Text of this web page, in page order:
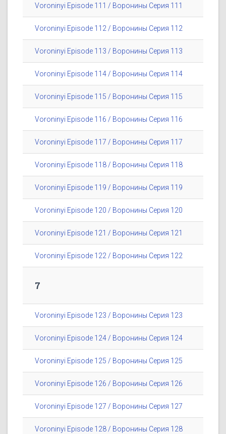
Voroninyi Episode 111 / Воронины Серия 111
Voroninyi Episode 112 / Воронины Серия 112
Voroninyi Episode 113 / Воронины Серия 113
Voroninyi Episode 114 / Воронины Серия 114
Voroninyi Episode 115 / Воронины Серия 115
Voroninyi Episode 116 / Воронины Серия 116
Voroninyi Episode 117 / Воронины Серия 117
Voroninyi Episode 118 / Воронины Серия 118
Voroninyi Episode 119 / Воронины Серия 119
Voroninyi Episode 120 / Воронины Серия 120
Voroninyi Episode 121 / Воронины Серия 121
Voroninyi Episode 122 / Воронины Серия 122
7
Voroninyi Episode 123 / Воронины Серия 123
Voroninyi Episode 124 / Воронины Серия 124
Voroninyi Episode 125 / Воронины Серия 125
Voroninyi Episode 126 / Воронины Серия 126
Voroninyi Episode 127 / Воронины Серия 127
Voroninyi Episode 128 / Воронины Серия 128